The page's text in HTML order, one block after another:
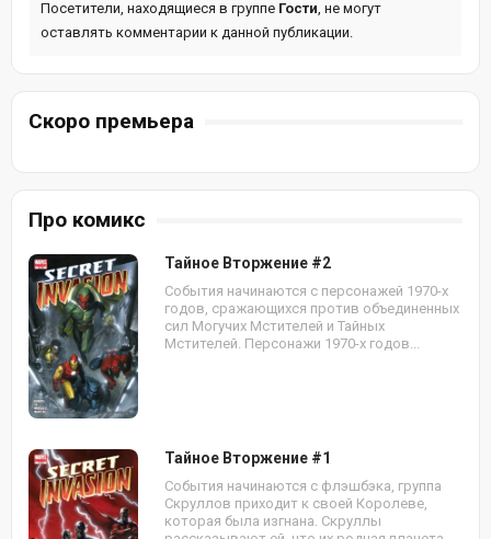
Посетители, находящиеся в группе Гости, не могут
оставлять комментарии к данной публикации.
Скоро премьера
Про комикс
Тайное Вторжение #2
События начинаются с персонажей 1970-х
годов, сражающихся против объединенных
сил Могучих Мстителей и Тайных
Мстителей. Персонажи 1970-х годов...
Тайное Вторжение #1
События начинаются с флэшбэка, группа
Скруллов приходит к своей Королеве,
которая была изгнана. Скруллы